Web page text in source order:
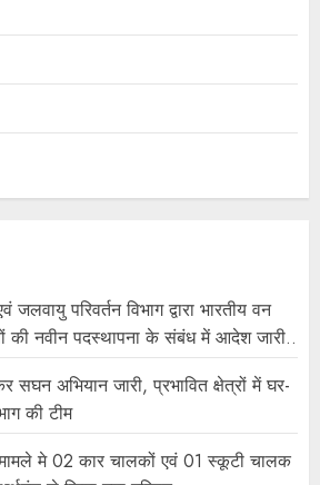
परिवर्तन विभाग द्वारा भारतीय वन
की नवीन पदस्थापना के संबंध में आदेश जारी..
सघन अभियान जारी, प्रभावित क्षेत्रों में घर-
की टीम
मे 02 कार चालकों एवं 01 स्कूटी चालक